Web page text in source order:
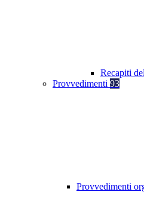
Recapiti
Provvedimenti 93
Provvedimenti